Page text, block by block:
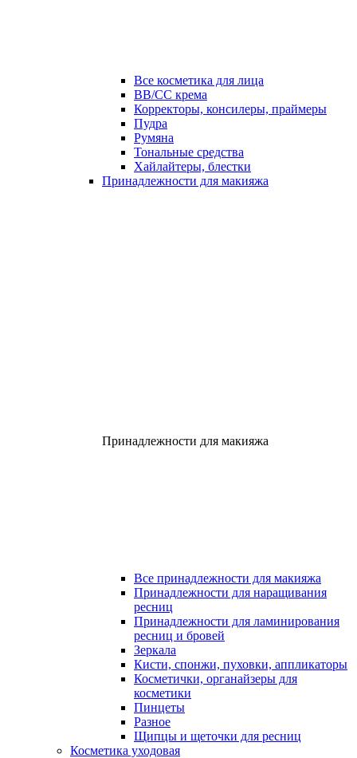
Все косметика для лица
ВВ/СС крема
Корректоры, консилеры, праймеры
Пудра
Румяна
Тональные средства
Хайлайтеры, блестки
Принадлежности для макияжа
Принадлежности для макияжа
Все принадлежности для макияжа
Принадлежности для наращивания
ресниц
Принадлежности для ламинирования
ресниц и бровей
Зеркала
Кисти, спонжи, пуховки, аппликаторы
Косметички, органайзеры для
косметики
Пинцеты
Разное
Щипцы и щеточки для ресниц
Косметика уходовая